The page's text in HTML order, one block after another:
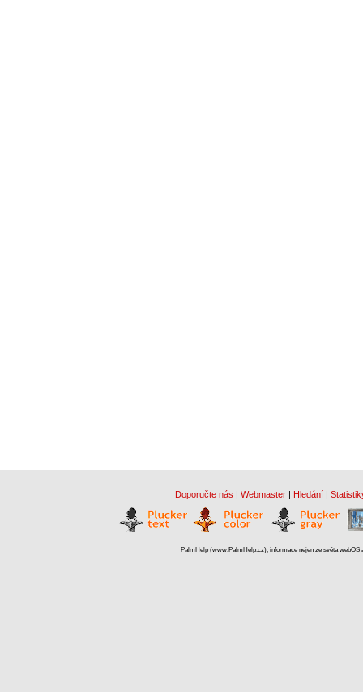
Doporučte nás | Webmaster | Hledání |
PalmHelp (www.PalmHelp.cz), informace nejen ze světa